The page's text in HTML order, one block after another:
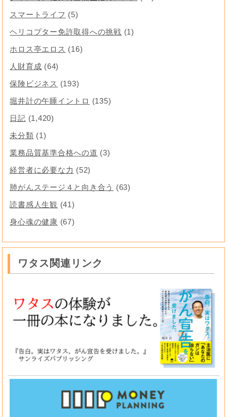
スマートライフ (5)
ヘリコプター免許取得への挑戦 (1)
ホロス亭エロス (16)
人財育成 (64)
保険ビジネス (193)
堀井計の午睡イントロ (135)
日記 (1,420)
未分類 (1)
業務品質基準合格への道 (3)
経営者に必要な力 (52)
肺がんステージ４と向き合う
(63)
読書感人生観 (41)
身心魂の健康 (67)
ワタス関連リンク